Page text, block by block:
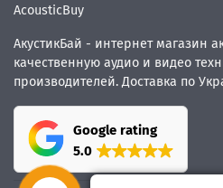
AcousticBuy
АкустикБай - интернет магазин
качественную аудио и видео
производителей. Доставка по
Google rating
5.0